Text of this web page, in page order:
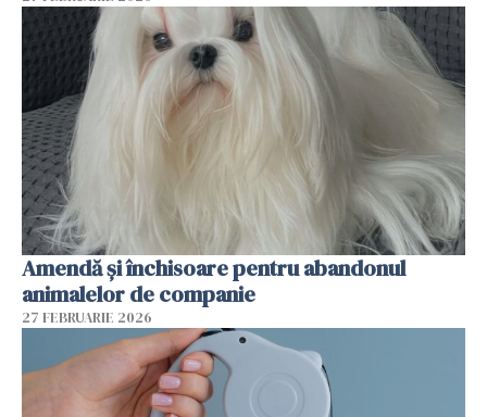
Amendă și închisoare pentru abandonul
animalelor de companie
27 FEBRUARIE 2026